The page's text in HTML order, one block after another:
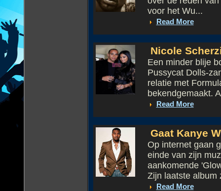
voor het Wu...
Read More
Nicole
Een minder blije
Pussycat Dolls-
relatie met
bekendgemaakt.
Read More
Gaat Kanye
Op internet gaan
einde van zijn
aankomende
Zijn laatste album
Read More